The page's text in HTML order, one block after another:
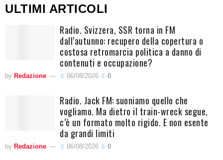
ULTIMI ARTICOLI
Radio. Svizzera, SSR torna in FM
dall’autunno: recupero della copertura o
costosa retromarcia politica a danno di
contenuti e occupazione?
by Redazione 06/08/2026 0
Radio. Jack FM: suoniamo quello che
vogliamo. Ma dietro il train-wreck segue,
c’è un formato molto rigido. E non esente
da grandi limiti
by Redazione 06/08/2026 0